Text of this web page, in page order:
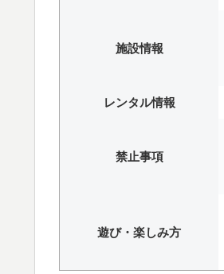
施設情報
レンタル情報
禁止事項
遊び・楽しみ方